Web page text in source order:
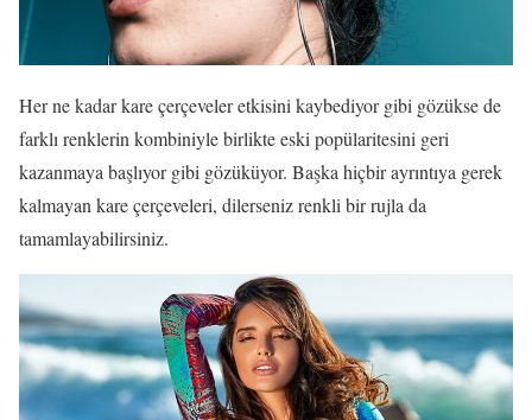
Her ne kadar kare çerçeveler etkisini kaybediyor gibi gözükse de
farklı renklerin kombiniyle birlikte eski popülaritesini geri
kazanmaya başlıyor gibi gözüküyor. Başka hiçbir ayrıntıya gerek
kalmayan kare çerçeveleri, dilerseniz renkli bir rujla da
tamamlayabilirsiniz.